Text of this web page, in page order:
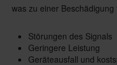
was zu einer Beschädigung
Störungen des Signals
Geringere Leistung
Geräteausfall und